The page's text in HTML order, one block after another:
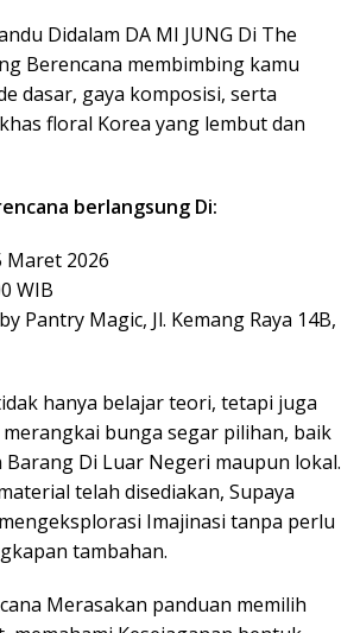
Didalam DA MI JUNG Di The
Berencana membimbing kamu
dasar, gaya komposisi, serta
floral Korea yang lembut dan
berlangsung Di:
Maret 2026
WIB
Pantry Magic, Jl. Kemang Raya 14B,
hanya belajar teori, tetapi juga
bunga segar pilihan, baik
Barang Di Luar Negeri maupun lokal.
telah disediakan, Supaya
Imajinasi tanpa perlu
tambahan.
Merasakan panduan memilih